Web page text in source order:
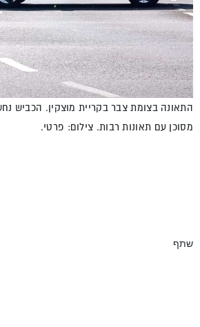
התאונה בצומת צבר בקריית מוצקין. הכביש
מסוכן עם תאונות רבות. צילום: פרטי.
שתף